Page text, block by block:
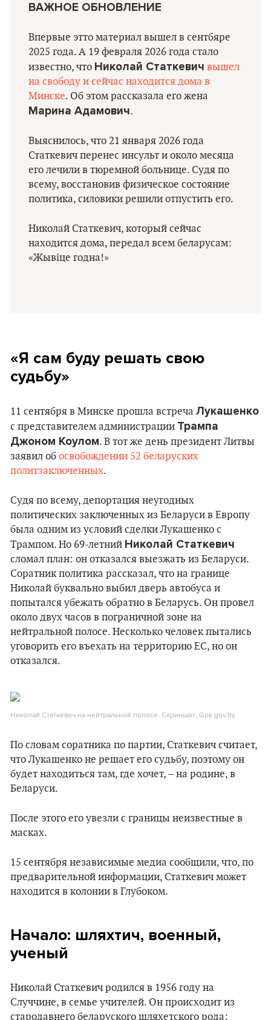
ВАЖНОЕ ОБНОВЛЕНИЕ
Впервые этто материал вышел в сентбяре
2025 года. А 19 февраля 2026 года стало
известно, что Николай Статкевич вышел
на свободу и сейчас находится дома в
Минске. Об этом рассказала его жена
Марина Адамович.
Выяснилось, что 21 января 2026 года
Статкевич перенес инсульт и около месяца
его лечили в тюремной больнице. Судя по
всему, восстановив физическое состояние
политика, силовики решили отпустить его.
Николай Статкевич, который сейчас
находится дома, передал всем беларусам:
«Жывіце годна!»
«Я сам буду решать свою
судьбу»
11 сентября в Минске прошла встреча Лукашенко
с представителем администрации Трампа
Джоном Коулом. В тот же день президент Литвы
заявил об освобождении 52 беларуских
политзаключенных.
Судя по всему, депортация неугодных
политических заключенных из Беларуси в Европу
была одним из условий сделки Лукашенко с
Трампом. Но 69-летний Николай Статкевич
сломал план: он отказался выезжать из Беларуси.
Соратник политика рассказал, что на границе
Николай буквально выбил дверь автобуса и
попытался убежать обратно в Беларусь. Он провел
около двух часов в пограничной зоне на
нейтральной полосе. Несколько человек пытались
уговорить его въехать на территорию ЕС, но он
отказался.
Николай Статкевич на нейтральной полосе. Скриншот: Gpk.gov.by.
По словам соратника по партии, Статкевич считает,
что Лукашенко не решает его судьбу, поэтому он
будет находиться там, где хочет, – на родине, в
Беларуси.
После этого его увезли с границы неизвестные в
масках.
15 сентября независимые медиа сообщили, что, по
предварительной информации, Статкевич может
находится в колонии в Глубоком.
Начало: шляхтич, военный,
ученый
Николай Статкевич родился в 1956 году на
Случчине, в семье учителей. Он происходит из
стародавнего беларуского шляхетского рода: